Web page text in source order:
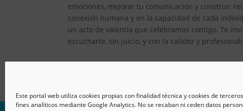
Este portal web utiliza cookies propias con finalidad técnica y cookies de
fines analíticos mediante Google Analytics. No se recaban ni ceden datos
emociones, mejorar tu comunicación y construir
conexión humana y en la capacidad de cada
un acto de valentía que celebramos contigo. Te
escucharte, sin juicio, y con la calidez y